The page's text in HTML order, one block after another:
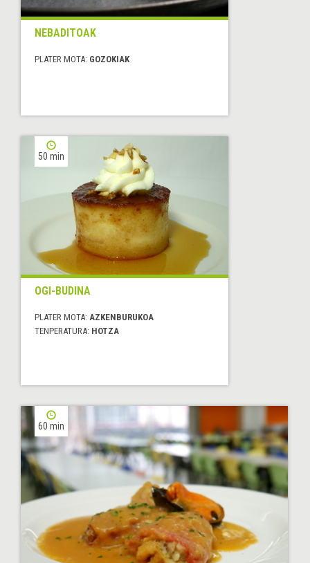
NEBADITOAK
PLATER MOTA: GOZOKIAK
50 min
OGI-BUDINA
PLATER MOTA: AZKENBURUKOA
TENPERATURA: HOTZA
60 min